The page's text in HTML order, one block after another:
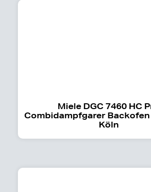
Miele DGC 7460 HC
Combidampfgarer
Köln